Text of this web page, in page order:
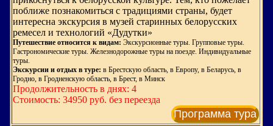
поближе познакомиться с традициями страны, будет
интересна экскурсия в музей старинных белорусских
ремесел и технологий «Дудутки»
Путешествие относится к видам: Экскурсионные туры. Групповые туры.
Гастрономические туры. Железнодорожные туры на поезде. Индивидуальные
туры.
Экскурсии и отдых в туре: в Брестскую область, в Европу, в Беларусь, в
Гродно, в Гродненскую область, в Брест, в Минск
Продолжительность в днях: 4
Стоимость: 34950 руб. без переезда
Программа тура